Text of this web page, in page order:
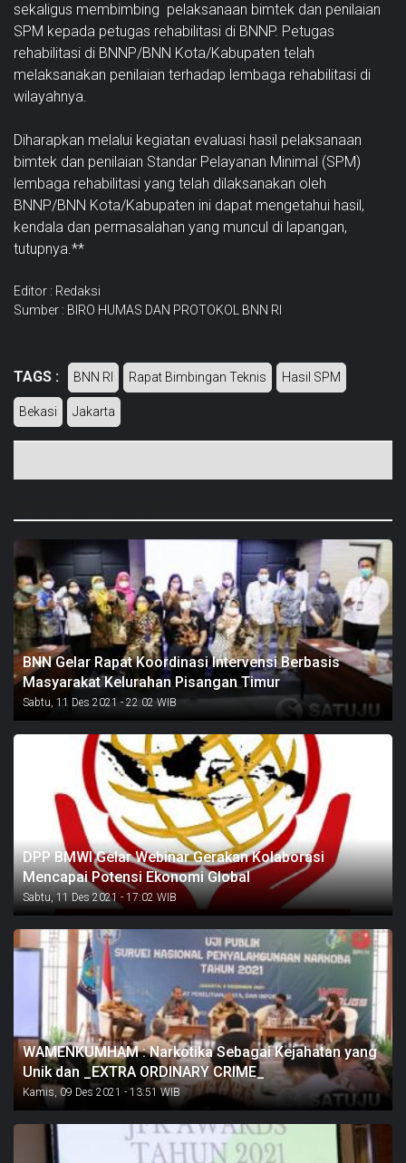
sekaligus membimbing pelaksanaan bimtek dan penilaian
SPM kepada petugas rehabilitasi di BNNP. Petugas
rehabilitasi di BNNP/BNN Kota/Kabupaten telah
melaksanakan penilaian terhadap lembaga rehabilitasi di
wilayahnya.
Diharapkan melalui kegiatan evaluasi hasil pelaksanaan
bimtek dan penilaian Standar Pelayanan Minimal (SPM)
lembaga rehabilitasi yang telah dilaksanakan oleh
BNNP/BNN Kota/Kabupaten ini dapat mengetahui hasil,
kendala dan permasalahan yang muncul di lapangan,
tutupnya.**
Editor : Redaksi
Sumber : BIRO HUMAS DAN PROTOKOL BNN RI
TAGS : BNN RI Rapat Bimbingan Teknis Hasil SPM
Bekasi Jakarta
BNN Gelar Rapat Koordinasi Intervensi Berbasis
Masyarakat Kelurahan Pisangan Timur
Sabtu, 11 Des 2021 - 22:02 WIB
DPP BMWI Gelar Webinar Gerakan Kolaborasi
Mencapai Potensi Ekonomi Global
Sabtu, 11 Des 2021 - 17:02 WIB
WAMENKUMHAM : Narkotika Sebagai Kejahatan yang
Unik dan _EXTRA ORDINARY CRIME_
Kamis, 09 Des 2021 - 13:51 WIB